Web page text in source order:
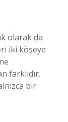
olarak da
iki köşeye
farklıdır.
bir